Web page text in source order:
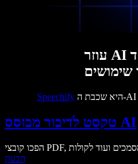
Speechify
טקסט לדיבור מבוסס AI
הבעה